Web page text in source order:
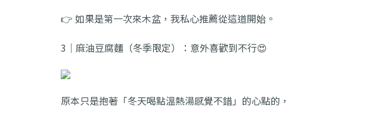
👉 如果是第一次來木盆，我私心推薦從這道開始。
3｜麻油豆腐麵（冬季限定）：意外喜歡到不行😍
原本只是抱著「冬天喝點溫熱湯感覺不錯」的心點的，